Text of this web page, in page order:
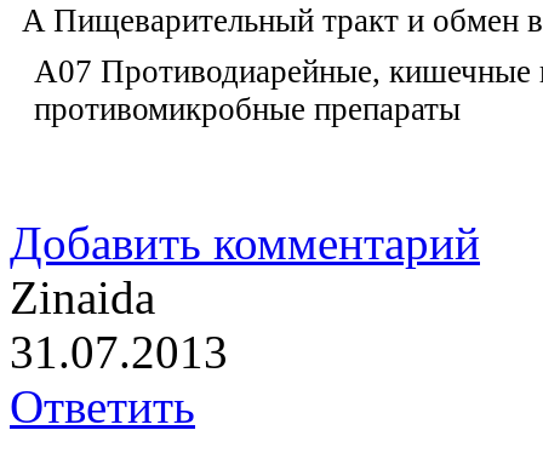
A Пищеварительный тракт и обмен
A07 Противодиарейные, кишечные
противомикробные препараты
Добавить комментарий
Zinaida
31.07.2013
Ответить